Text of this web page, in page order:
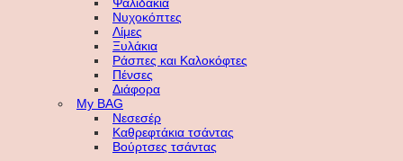
Νυχοκόπτες
Λίμες
Ξυλάκια
Ράσπες και Καλοκόφτες
Πένσες
Διάφορα
My BAG
Νεσεσέρ
Καθρεφτάκια τσάντας
Βούρτσες τσάντας